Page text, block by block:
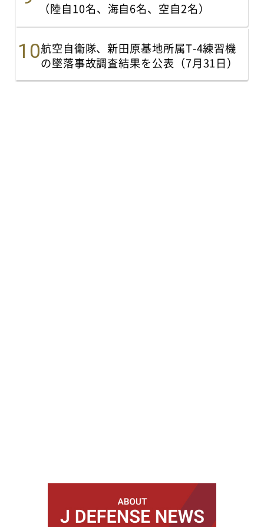
（陸自10名、海自6名、空自2名）
航空自衛隊、新田原基地所属T-4練習機
の墜落事故調査結果を公表（7月31日）